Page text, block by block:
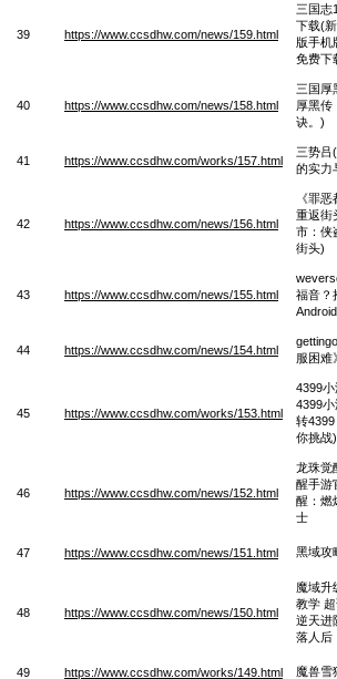
39 https://www.ccsdhw.com/news/159.html
三国志
下载(
版手
免费下
40 https://www.ccsdhw.com/news/158.html
三国厚
厚黑传
诀。)
41 https://www.ccsdhw.com/works/157.html
三势吕
的实力
42 https://www.ccsdhw.com/news/156.html
《罪
重返街
市：侠
街头)
43 https://www.ccsdhw.com/news/155.html
福音？
44 https://www.ccsdhw.com/news/154.html
服困难
45 https://www.ccsdhw.com/works/153.html
4399
4399
转
你挑战)
46 https://www.ccsdhw.com/news/152.html
龙珠觉
醒手游
醒：燃
士
47 https://www.ccsdhw.com/news/151.html 黑域攻
48 https://www.ccsdhw.com/news/150.html
魔域升
教学
逆天进
落人后
49 https://www.ccsdhw.com/works/149.html 魔兽雪